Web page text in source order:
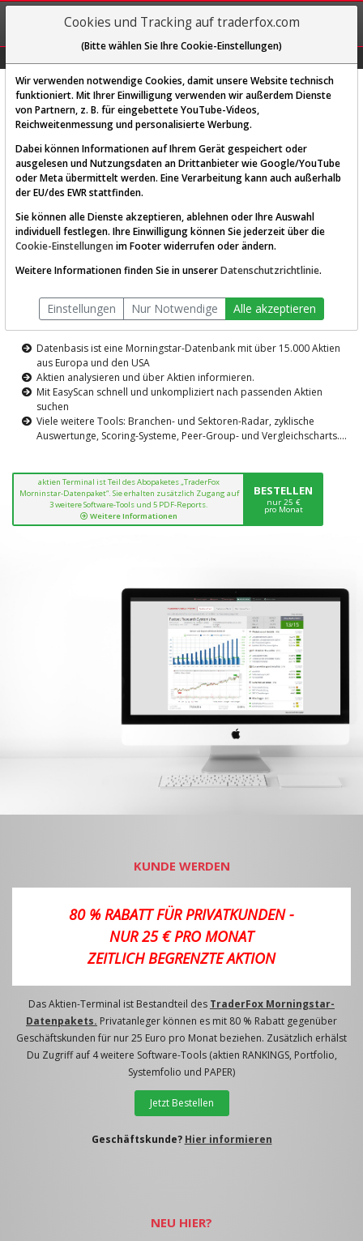
REGIS-
TRIEREN
Diese Funktion ist nur für
AKTIEN-TERMINAL
Die Aktienanalyse-Plattform von
TraderFox
Datenbasis ist eine Morningstar-Datenbank mit über 15.000 Aktien
aus Europa und den USA
Aktien analysieren und über Aktien informieren.
Mit EasyScan schnell und unkompliziert nach passenden Aktien
suchen
Viele weitere Tools: Branchen- und Sektoren-Radar, zyklische
Auswertunge, Scoring-Systeme, Peer-Group- und Vergleichscharts....
aktien Terminal ist Teil des Abopaketes „TraderFox
Morninstar-Datenpaket“. Sie erhalten zusätzlich Zugang auf
3 weitere Software-Tools und 5 PDF-Reports.
Weitere Informationen
BESTELLEN
nur 25 €
pro Monat
KUNDE WERDEN
80 % RABATT FÜR PRIVATKUNDEN -
NUR 25 € PRO MONAT
ZEITLICH BEGRENZTE AKTION
Das Aktien-Terminal ist Bestandteil des TraderFox Morningstar-
Datenpakets. Privatanleger können es mit 80 % Rabatt gegenüber
Geschäftskunden für nur 25 Euro pro Monat beziehen. Zusätzlich erhälst
Du Zugriff auf 4 weitere Software-Tools (aktien RANKINGS, Portfolio,
Systemfolio und PAPER)
Jetzt Bestellen
Geschäftskunde? Hier informieren
NEU HIER?
Cookies und Tracking auf traderfox.com
(Bitte wählen Sie Ihre Cookie-Einstellungen)
Wir verwenden notwendige Cookies, damit unsere Website technisch
funktioniert. Mit Ihrer Einwilligung verwenden wir außerdem Dienste
von Partnern, z. B. für eingebettete YouTube-Videos,
Reichweitenmessung und personalisierte Werbung.
Dabei können Informationen auf Ihrem Gerät gespeichert oder
ausgelesen und Nutzungsdaten an Drittanbieter wie Google/YouTube
oder Meta übermittelt werden. Eine Verarbeitung kann auch außerhalb
der EU/des EWR stattfinden.
Sie können alle Dienste akzeptieren, ablehnen oder Ihre Auswahl
individuell festlegen. Ihre Einwilligung können Sie jederzeit über die
Cookie-Einstellungen im Footer widerrufen oder ändern.
Weitere Informationen finden Sie in unsererDatenschutzrichtlinie.
Einstellungen Nur Notwendige Alle akzeptieren